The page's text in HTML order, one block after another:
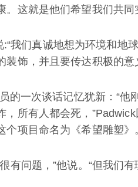
这就是他们希望我们共同
我们真诚地想为环境和地
饰，并且要传达积极的意
的一次谈话记忆犹新：“他
所有人都会死，
项目命名为《希望雕塑》
有问题，”他说。“但我们